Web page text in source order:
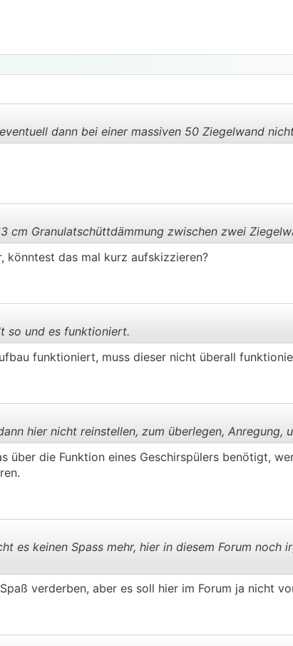
dann bei einer massiven 50 Ziegelwand
cm Granulatschüttdämmung zwischen zwei
könntest das mal kurz aufskizzieren?
so und es funktioniert.
funktioniert, muss dieser nicht überall
hier nicht reinstellen, zum überlegen, Anregung,
über die Funktion eines Geschirspülers benötigt,
es keinen Spass mehr, hier in diesem Forum noch
verderben, aber es soll hier im Forum ja nicht